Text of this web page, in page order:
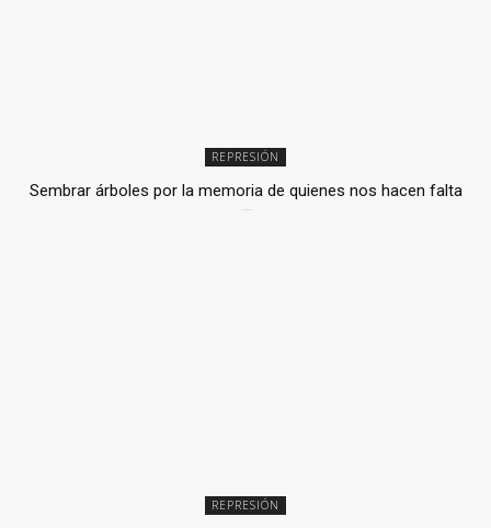
REPRESIÓN
Sembrar árboles por la memoria de quienes nos hacen falta
REPRESIÓN